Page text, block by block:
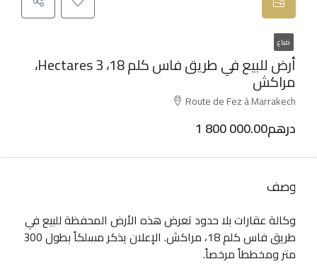
مباع
أرض للبيع في طريق فاس كلم 18، 3 Hectares،
مراكش
Route de Fez à Marrakech
1 800 000.00درهم
وصف
وكالة عقارات بلا حدود تعرض هذه الأرض المحفظة للبيع في
طريق فاس كلم 18، مراكش. الإعلان يذكر مسلكاً بطول 300
متر ومخططاً مرخصاً.